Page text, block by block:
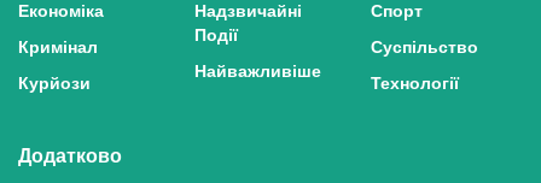
Економіка
Кримінал
Курйози
Надзвичайні
Події
Найважливіше
Спорт
Суспільство
Технології
Додатково